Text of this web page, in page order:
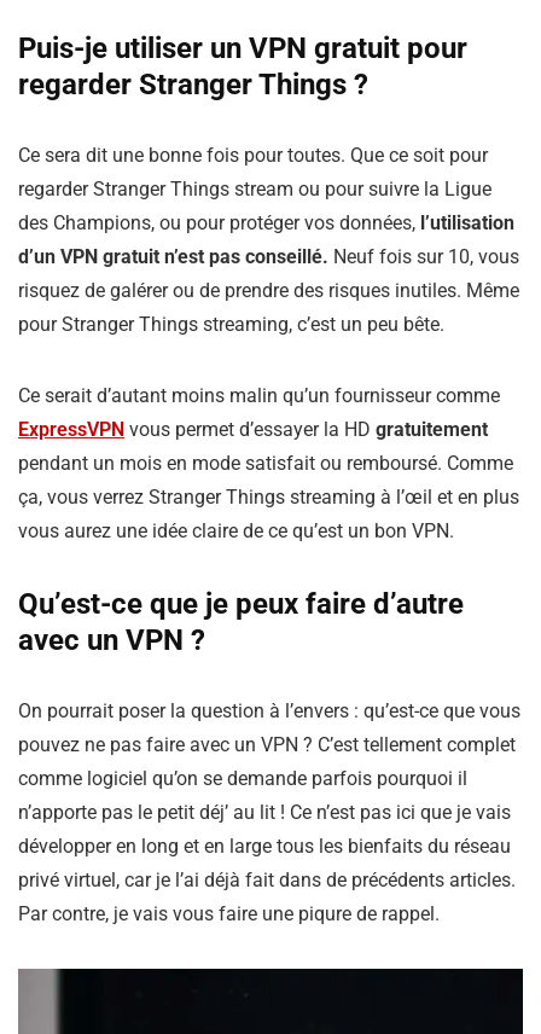
Puis-je utiliser un VPN gratuit pour
regarder Stranger Things ?
Ce sera dit une bonne fois pour toutes. Que ce soit pour
regarder Stranger Things stream ou pour suivre la Ligue
des Champions, ou pour protéger vos données, l’utilisation
d’un VPN gratuit n’est pas conseillé. Neuf fois sur 10, vous
risquez de galérer ou de prendre des risques inutiles. Même
pour Stranger Things streaming, c’est un peu bête.
Ce serait d’autant moins malin qu’un fournisseur comme
ExpressVPN vous permet d’essayer la HD gratuitement
pendant un mois en mode satisfait ou remboursé. Comme
ça, vous verrez Stranger Things streaming à l’œil et en plus
vous aurez une idée claire de ce qu’est un bon VPN.
Qu’est-ce que je peux faire d’autre
avec un VPN ?
On pourrait poser la question à l’envers : qu’est-ce que vous
pouvez ne pas faire avec un VPN ? C’est tellement complet
comme logiciel qu’on se demande parfois pourquoi il
n’apporte pas le petit déj’ au lit ! Ce n’est pas ici que je vais
développer en long et en large tous les bienfaits du réseau
privé virtuel, car je l’ai déjà fait dans de précédents articles.
Par contre, je vais vous faire une piqure de rappel.